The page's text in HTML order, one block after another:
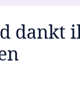
dankt